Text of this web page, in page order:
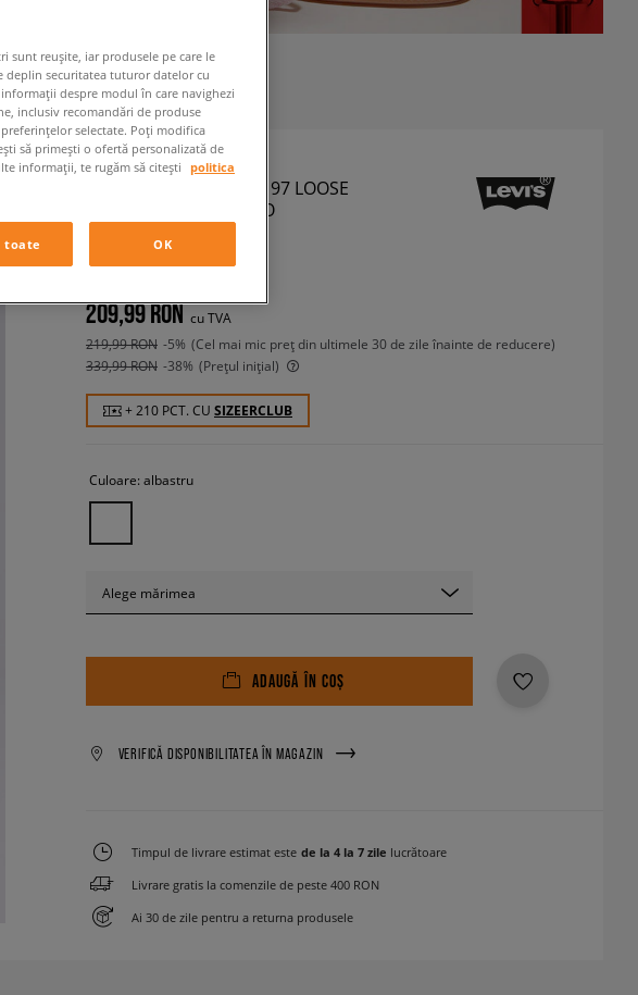
LEVI'S PANTALONI 565 97 LOOSE
STRAIGHT MED INDIGO
bărbați, pantaloni
209,99 RON cu TVA
219,99 RON -5%
(Cel mai mic preț din ultimele 30 de zile înainte de reducere)
339,99 RON -38% (Prețul inițial)
+ 210 PCT. CU SIZEERCLUB
Culoare: albastru
Alege mărimea
ADAUGĂ ÎN COȘ
VERIFICĂ DISPONIBILITATEA ÎN MAGAZIN
Timpul de livrare estimat este de la 4 la 7 zile lucrătoare
Livrare gratis la comenzile de peste 400 RON
Ai 30 de zile pentru a returna produsele
sunt reușite, iar produsele pe care le
deplin securitatea tuturor datelor cu
despre modul în care navighezi
inclusiv recomandări de produse
selectate. Poți modifica
să primești o ofertă personalizată de
informații, te rugăm să citești
politica
toate OK